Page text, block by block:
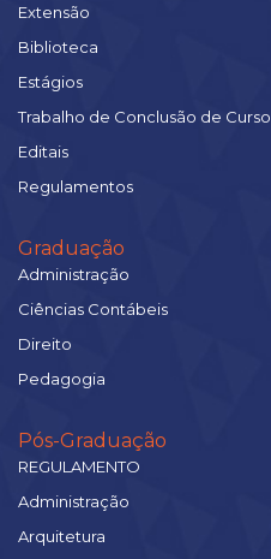
Extensão
Biblioteca
Estágios
Trabalho de Conclusão de Curso
Editais
Regulamentos
Graduação
Administração
Ciências Contábeis
Direito
Pedagogia
Pós-Graduação
REGULAMENTO
Administração
Arquitetura